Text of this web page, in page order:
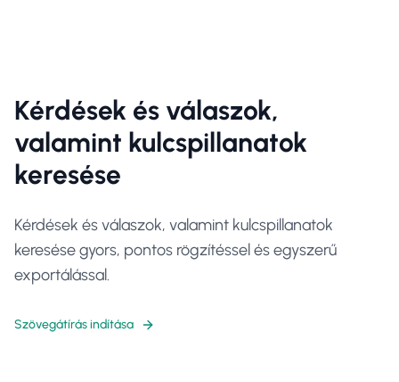
Kérdések és válaszok,
valamint kulcspillanatok
keresése
Kérdések és válaszok, valamint kulcspillanatok
keresése gyors, pontos rögzítéssel és egyszerű
exportálással.
Szövegátírás indítása